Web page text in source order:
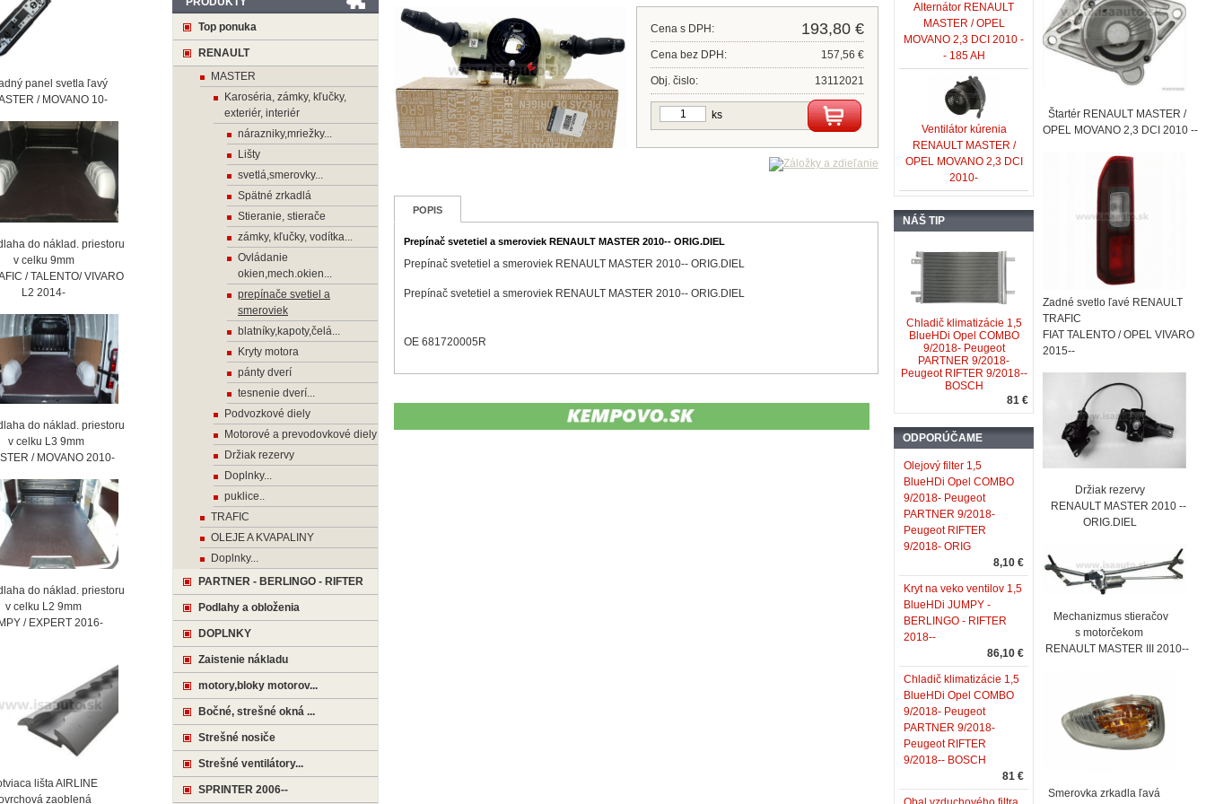
Cena s DPH: 193,80 €
Cena bez DPH: 157,56 €
Obj. čislo: 13112021
ks
POPIS
Prepínač svetetiel a smeroviek RENAULT MASTER 2010-- ORIG.DIEL
Prepínač svetetiel a smeroviek RENAULT MASTER 2010-- ORIG.DIEL
Prepínač svetetiel a smeroviek RENAULT MASTER 2010-- ORIG.DIEL
OE 681720005R
Alternátor RENAULT
MASTER / OPEL
MOVANO 2,3 DCI 2010 -
- 185 AH
Ventilátor kúrenia
RENAULT MASTER /
OPEL MOVANO 2,3 DCI
2010-
NÁŠ TIP
Chladič klimatizácie 1,5
BlueHDi Opel COMBO
9/2018- Peugeot
PARTNER 9/2018-
Peugeot RIFTER 9/2018--
BOSCH
81 €
ODPORÚČAME
Olejový filter 1,5
BlueHDi Opel COMBO
9/2018- Peugeot
PARTNER 9/2018-
Peugeot RIFTER
9/2018- ORIG
8,10 €
Kryt na veko ventilov 1,5
BlueHDi JUMPY -
BERLINGO - RIFTER
2018--
86,10 €
Chladič klimatizácie 1,5
BlueHDi Opel COMBO
9/2018- Peugeot
PARTNER 9/2018-
Peugeot RIFTER
9/2018-- BOSCH
81 €
Top ponuka
RENAULT
MASTER
Karoséria, zámky, kľučky,
exteriér, interiér
nárazniky,mriežky...
Lišty
svetlá,smerovky...
Spätné zrkadlá
Stieranie, stierače
zámky, kľučky, vodítka...
Ovládanie
okien,mech.okien...
prepínače svetiel a
smeroviek
blatníky,kapoty,čelá...
Kryty motora
pánty dverí
tesnenie dverí...
Podvozkové diely
Motorové a prevodovkové diely
Držiak rezervy
Doplnky...
puklice..
TRAFIC
OLEJE A KVAPALINY
Doplnky...
PARTNER - BERLINGO - RIFTER
Podlahy a obloženia
DOPLNKY
Zaistenie nákladu
motory,bloky motorov...
Bočné, strešné okná ...
Strešné nosiče
Strešné ventilátory...
SPRINTER 2006--
panel svetla ľavý
/ MOVANO 10-
do náklad. priestoru
9mm
/ TALENTO/ VIVARO
2014-
do náklad. priestoru
L3 9mm
/ MOVANO 2010-
do náklad. priestoru
L2 9mm
/ EXPERT 2016-
lišta AIRLINE
zaoblená
Štartér RENAULT MASTER /
OPEL MOVANO 2,3 DCI 2010 --
Zadné svetlo ľavé RENAULT
TRAFIC
FIAT TALENTO / OPEL VIVARO
2015--
Držiak rezervy
RENAULT MASTER 2010 --
ORIG.DIEL
Mechanizmus stieračov
s motorčekom
RENAULT MASTER III 2010--
Smerovka zrkadla ľavá